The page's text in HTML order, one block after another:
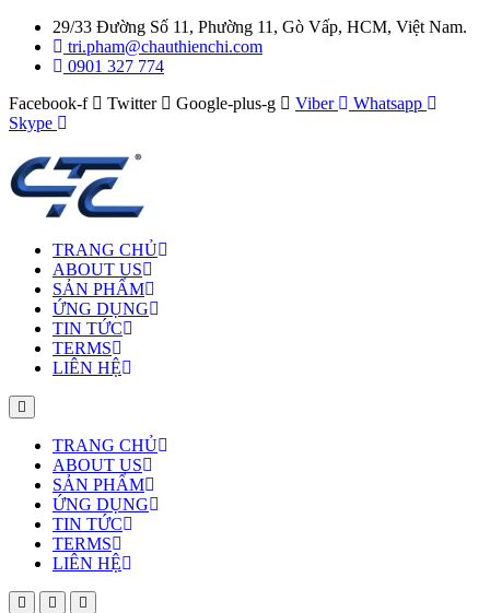
29/33 Đường Số 11, Phường 11, Gò Vấp, HCM, Việt Nam.
tri.pham@chauthienchi.com
0901 327 774
Facebook-f
Twitter Google-plus-g Viber
Whatsapp
Skype
TRANG CHỦ
ABOUT US
SẢN PHẨM
ỨNG DỤNG
TIN TỨC
TERMS
LIÊN HỆ
TRANG CHỦ
ABOUT US
SẢN PHẨM
ỨNG DỤNG
TIN TỨC
TERMS
LIÊN HỆ